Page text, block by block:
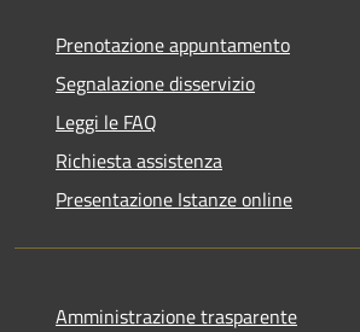
Prenotazione appuntamento
Segnalazione disservizio
Leggi le FAQ
Richiesta assistenza
Presentazione Istanze online
Amministrazione trasparente